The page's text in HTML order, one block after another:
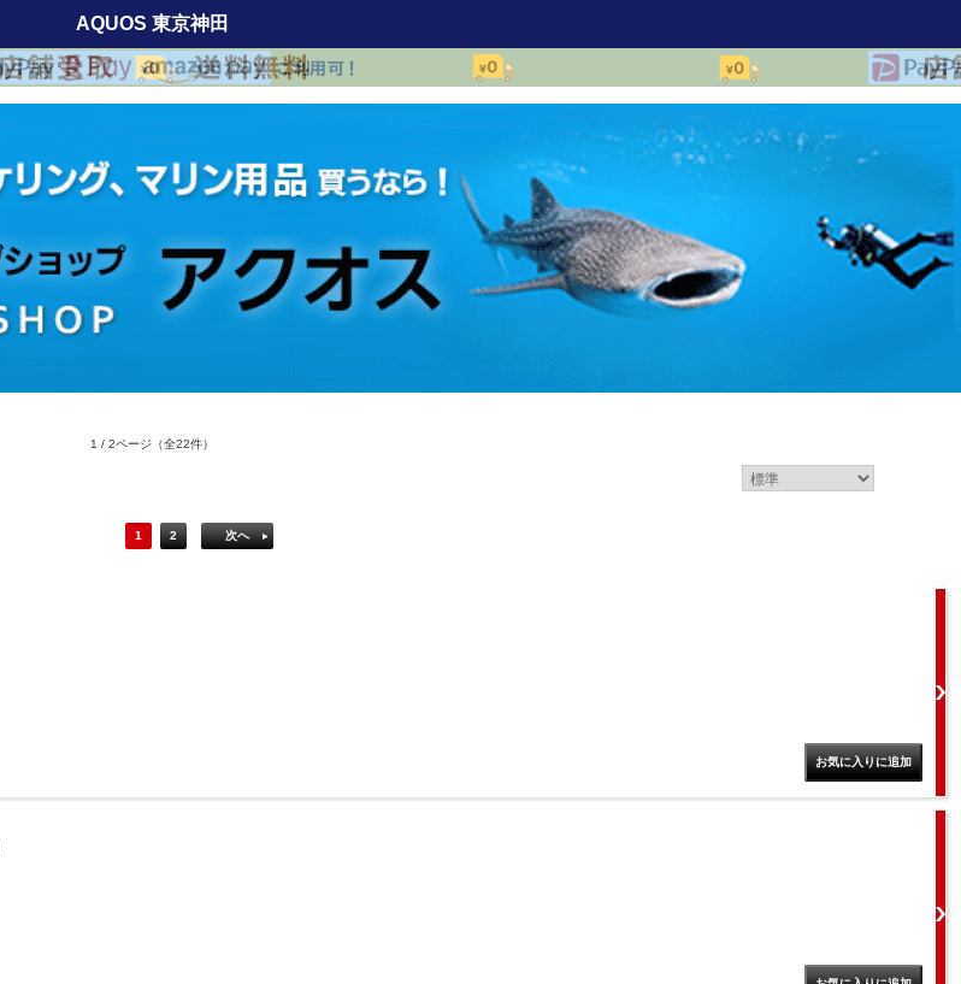
AQUOS 東京神田
1 / 2ページ （全22件）
1 2 次へ